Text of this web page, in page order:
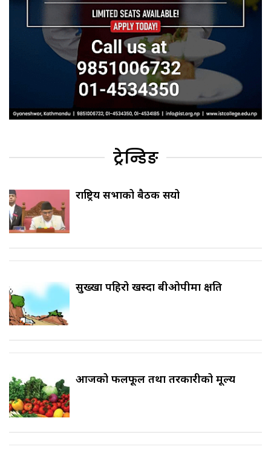
ट्रेन्डिङ
राष्ट्रिय सभाको बैठक सर्‍यो
सुख्खा पहिरो खस्दा बीओपीमा क्षति
आजको फलफूल तथा तरकारीको मूल्य